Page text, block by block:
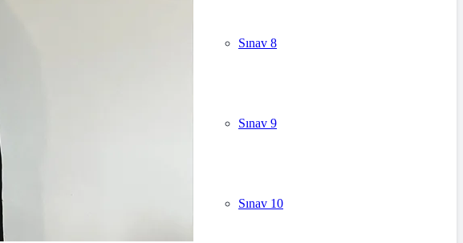
Sınav 8
Sınav 9
Sınav 10